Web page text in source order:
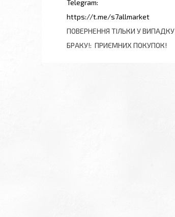
https://t.me/s7allmarket
ПОВЕРНЕННЯ ТІЛЬКИ У ВИПАДКУ
БРАКУ! ПРИЄМНИХ ПОКУПОК!